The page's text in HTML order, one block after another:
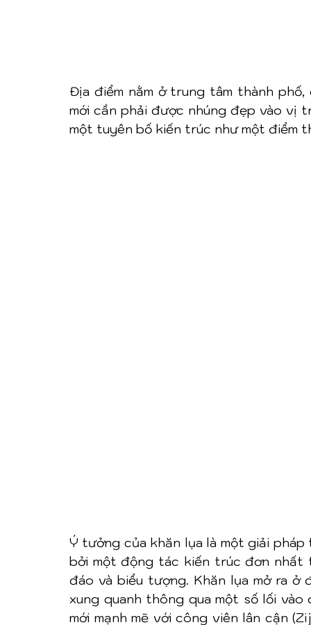
Địa điểm nằm ở trung tâm thành phố,
mới cần phải được nhúng đẹp vào vị
một tuyên bố kiến trúc như một điểm
Ý tưởng của khăn lụa là một giải
bởi một động tác kiến trúc đơn nhất
đáo và biểu tượng. Khăn lụa mở ra
xung quanh thông qua một số lối
mới mạnh mẽ với công viên lân cận